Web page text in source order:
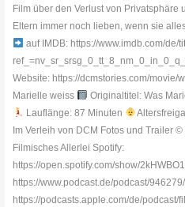
Film über den Verlust von Privatsphäre
Eltern immer noch lieben, wenn sie
auf IMDB: https://www.imdb.com/de/
Website: https://dcmstories.com/movie/
Marielle weiss
Originaltitel: Was
Lauflänge: 87 Minuten
Im Verleih von DCM Fotos und Trailer
Filmisches Allerlei Spotify:
https://open.spotify.com/show/
https://www.podcast.de/podcast/
https://podcasts.apple.com/de/